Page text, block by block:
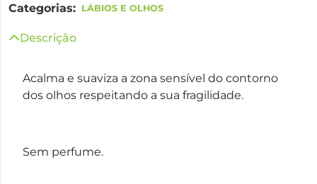
Categorias: LÁBIOS E OLHOS
Descrição
Acalma e suaviza a zona sensível do contorno
dos olhos respeitando a sua fragilidade.
Sem perfume.